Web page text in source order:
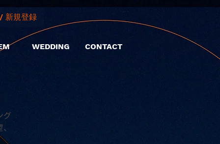
新規登録
WEDDING CONTACT
グ